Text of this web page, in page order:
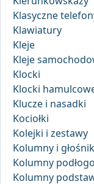
Klasyczne
Klawiatury
Kleje
Kleje
Klocki
Klocki
Klucze i nasadki
Kociołki
Kolejki i zestawy
Kolumny i
Kolumny
Kolumny